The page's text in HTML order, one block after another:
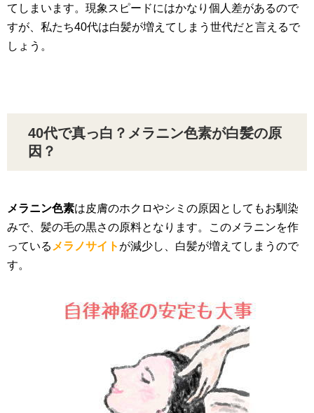
てしまいます。現象スピードにはかなり個人差があるので
すが、私たち40代は白髪が増えてしまう世代だと言えるで
しょう。
40代で真っ白？メラニン色素が白髪の原
因？
メラニン色素は皮膚のホクロやシミの原因としてもお馴染
みで、髪の毛の黒さの原料となります。このメラニンを作
っている メラノサイト が減少し、白髪が増えてしまうので
す。